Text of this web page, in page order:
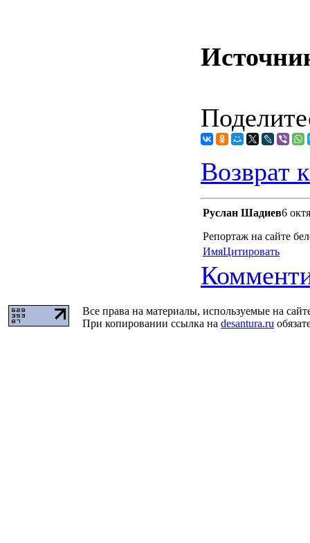
Возврат
Руслан Шадиев6
Репортаж на сайте
ИмяЦитировать
Все права на материалы, используемые на
При копировании ссылка на desantura.ru